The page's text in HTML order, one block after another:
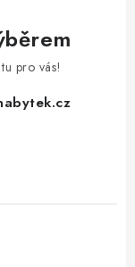
pro vás!